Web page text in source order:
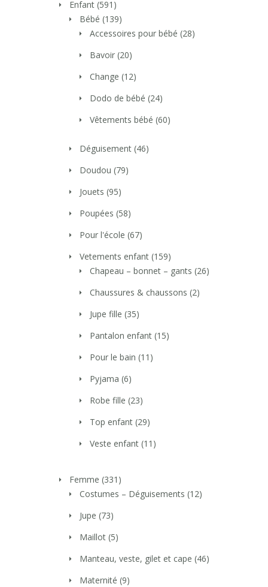
Enfant (591)
Bébé (139)
Accessoires pour bébé (28)
Bavoir (20)
Change (12)
Dodo de bébé (24)
Vêtements bébé (60)
Déguisement (46)
Doudou (79)
Jouets (95)
Poupées (58)
Pour l'école (67)
Vetements enfant (159)
Chapeau – bonnet – gants (26)
Chaussures & chaussons (2)
Jupe fille (35)
Pantalon enfant (15)
Pour le bain (11)
Pyjama (6)
Robe fille (23)
Top enfant (29)
Veste enfant (11)
Femme (331)
Costumes – Déguisements (12)
Jupe (73)
Maillot (5)
Manteau, veste, gilet et cape (46)
Maternité (9)